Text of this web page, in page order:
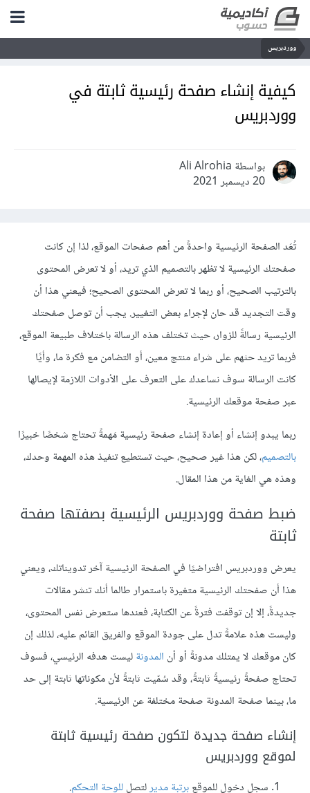
ووردبريس
كيفية إنشاء صفحة رئيسية ثابتة في
ووردبريس
بواسطة Ali Alrohia
20 ديسمبر 2021
تُعَد الصفحة الرئيسية واحدةً من أهم صفحات الموقع، لذا إن كانت
صفحتك الرئيسية لا تظهر بالتصميم الذي تريد، أو لا تعرض المحتوى
بالترتيب الصحيح، أو ربما لا تعرض المحتوى الصحيح؛ فيعني هذا أن
وقت التجديد قد حان لإجراء بعض التغيير. يجب أن توصل صفحتك
الرئيسية رسالةً للزوار، حيث تختلف هذه الرسالة باختلاف طبيعة الموقع،
فربما تريد حثهم على شراء منتج معين، أو التضامن مع فكرة ما، وأيًا
كانت الرسالة سوف نساعدك على التعرف على الأدوات اللازمة لإيصالها
عبر صفحة موقعك الرئيسية.
ربما يبدو إنشاء أو إعادة إنشاء صفحة رئيسية مَهمةً تحتاج شخصًا خبيرًا
بالتصميم، لكن هذا غير صحيح، حيث تستطيع تنفيذ هذه المهمة وحدك،
وهذه هي الغاية من هذا المقال.
ضبط صفحة ووردبريس الرئيسية بصفتها صفحة
ثابتة
يعرض ووردبريس افتراضيًا في الصفحة الرئيسية آخر تدويناتك، ويعني
هذا أن صفحتك الرئيسية متغيرة باستمرار طالما أنك تنشر مقالات
جديدةً، إلا إن توقفت فترةً عن الكتابة، فعندها ستعرض نفس المحتوى،
وليست هذه علامةً تدل على جودة الموقع والفريق القائم عليه، لذلك إن
كان موقعك لا يمتلك مدونةً أو أن المدونةليست هدفه الرئيسي، فسوف
تحتاج صفحةً رئيسيةً ثابتةً، وقد سُمّيت ثابتةً لأن مكوناتها ثابتة إلى حد
ما، بينما صفحة المدونة صفحة مختلفة عن الرئيسية.
إنشاء صفحة جديدة لتكون صفحة رئيسية ثابتة
لموقع ووردبريس
سجل دخول للموقعبرتبة مديرلتصلللوحة التحكم.